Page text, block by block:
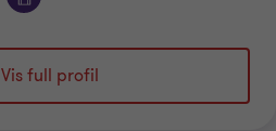
Vis full profil